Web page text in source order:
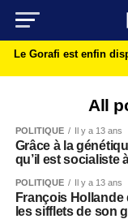
Le Gorafi est enfin
All
POLITIQUE Il y a 13 ans
Grâce à la
qu’il est socialiste
POLITIQUE Il y a 13 ans
François
les sifflets de son